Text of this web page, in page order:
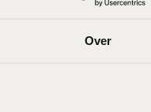
Over